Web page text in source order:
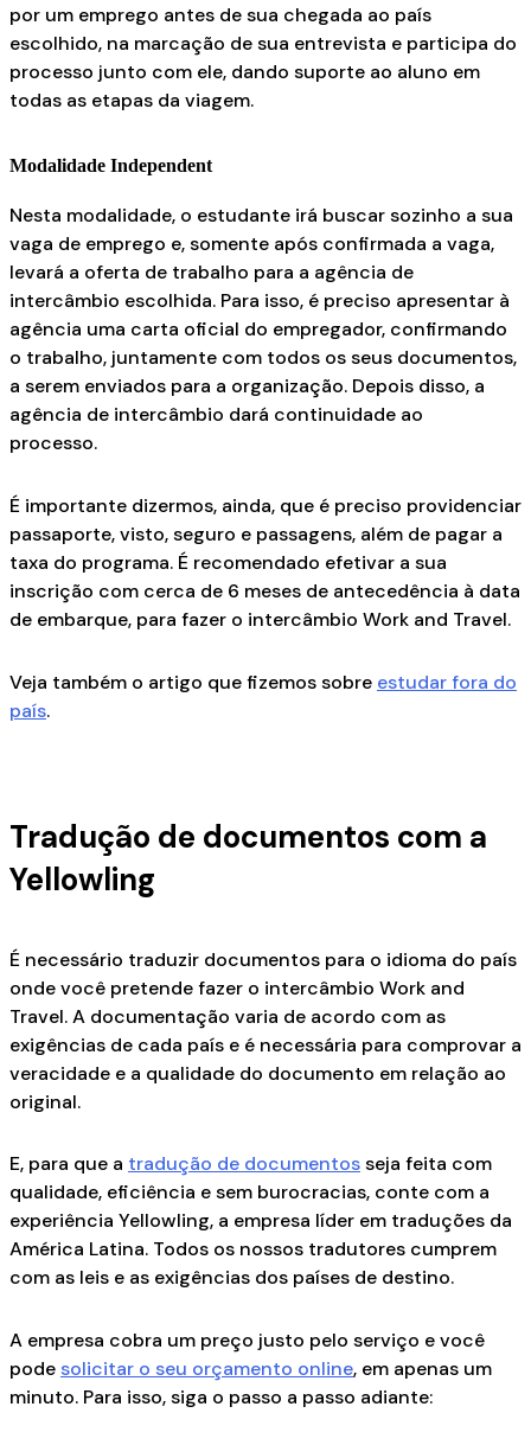
por um emprego antes de sua chegada ao país
escolhido, na marcação de sua entrevista e participa do
processo junto com ele, dando suporte ao aluno em
todas as etapas da viagem.
Modalidade Independent
Nesta modalidade, o estudante irá buscar sozinho a sua
vaga de emprego e, somente após confirmada a vaga,
levará a oferta de trabalho para a agência de
intercâmbio escolhida. Para isso, é preciso apresentar à
agência uma carta oficial do empregador, confirmando
o trabalho, juntamente com todos os seus documentos,
a serem enviados para a organização. Depois disso, a
agência de intercâmbio dará continuidade ao
processo.
É importante dizermos, ainda, que é preciso providenciar
passaporte, visto, seguro e passagens, além de pagar a
taxa do programa. É recomendado efetivar a sua
inscrição com cerca de 6 meses de antecedência à data
de embarque, para fazer o intercâmbio Work and Travel.
Veja também o artigo que fizemos sobre estudar fora do
país.
Tradução de documentos com a
Yellowling
É necessário traduzir documentos para o idioma do país
onde você pretende fazer o intercâmbio Work and
Travel. A documentação varia de acordo com as
exigências de cada país e é necessária para comprovar a
veracidade e a qualidade do documento em relação ao
original.
E, para que a tradução de documentosseja feita com
qualidade, eficiência e sem burocracias, conte com a
experiência Yellowling, a empresa líder em traduções da
América Latina. Todos os nossos tradutores cumprem
com as leis e as exigências dos países de destino.
A empresa cobra um preço justo pelo serviço e você
podesolicitar o seu orçamento online, em apenas um
minuto. Para isso, siga o passo a passo adiante: